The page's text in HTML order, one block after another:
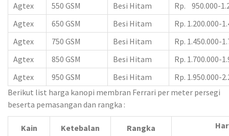
Agtex 550 GSM Besi Hitam
Rp. 950.000-
Agtex
650 GSM Besi Hitam
Rp. 1.200.000-
Agtex
750 GSM Besi Hitam
Rp. 1.450.000-
Agtex
850 GSM Besi Hitam
Rp. 1.700.000-
Agtex
950 GSM Besi Hitam
Rp. 1.950.000-
Berikut list harga kanopi membran Ferrari per meter persegi
beserta pemasangan dan rangka :
Kain Ketebalan Rangka